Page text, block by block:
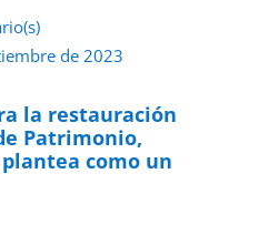
de 2023
la restauración
Patrimonio,
como un